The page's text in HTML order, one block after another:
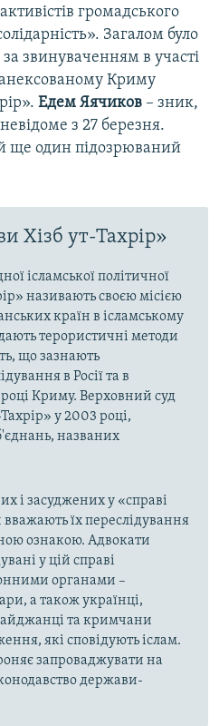
громадського
Загалом було
звинуваченням в участі
анексованому Криму
Едем Яячиков – зник,
з 27 березня.
ще один підозрюваний
Хізб ут-Тахрір»
ісламської політичної
називають своєю місією
країн в ісламському
терористичні методи
що зазнають
в Росії та в
Криму. Верховний суд
у 2003 році,
названих
і засуджених у «справі
їх переслідування
ознакою. Адвокати
у цій справі
органами –
а також українці,
та кримчани
які сповідують іслам.
запроваджувати на
держави-